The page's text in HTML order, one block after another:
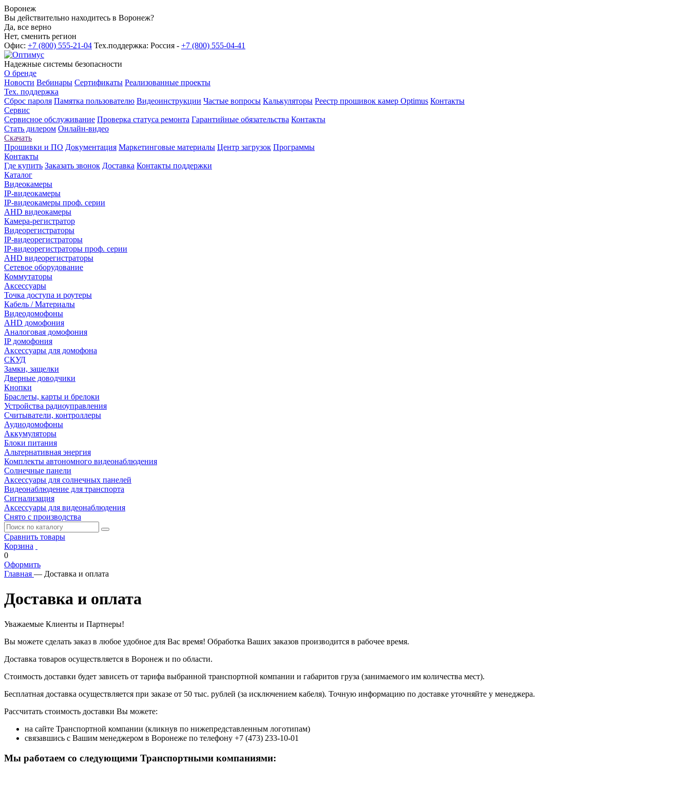
Воронеж
Вы действительно находитесь в Воронеж?
Да, все верно
Нет, сменить регион
Офис: +7 (800) 555-21-04 Тех.поддержка: Россия - +7 (800) 555-04-41
Надежные системы безопасности
О бренде
Новости Вебинары Сертификаты Реализованные проекты
Тех. поддержка
Сброс пароля Памятка пользователю Видеоинструкции Частые вопросы Калькуляторы Реестр прошивок камер Optimus Контакты
Сервис
Сервисное обслуживание Проверка статуса ремонта Гарантийные обязательства Контакты
Стать дилером Онлайн-видео
Скачать
Прошивки и ПО Документация Маркетинговые материалы Центр загрузок Программы
Контакты
Где купить Заказать звонок Доставка Контакты поддержки
Каталог
Видеокамеры
IP-видеокамеры
IP-видеокамеры проф. серии
AHD видеокамеры
Камера-регистратор
Видеорегистраторы
IP-видеорегистраторы
IP-видеорегистраторы проф. серии
AHD видеорегистраторы
Сетевое оборудование
Коммутаторы
Аксессуары
Точка доступа и роутеры
Кабель / Материалы
Видеодомофоны
AHD домофония
Аналоговая домофония
IP домофония
Аксессуары для домофона
СКУД
Замки, защелки
Дверные доводчики
Кнопки
Браслеты, карты и брелоки
Устройства радиоуправления
Считыватели, контроллеры
Аудиодомофоны
Аккумуляторы
Блоки питания
Альтернативная энергия
Комплекты автономного видеонаблюдения
Солнечные панели
Аксессуары для солнечных панелей
Видеонаблюдение для транспорта
Сигнализация
Аксессуары для видеонаблюдения
Снято с производства
Сравнить товары
Корзина
0
Оформить
Главная — Доставка и оплата
Доставка и оплата
Уважаемые Клиенты и Партнеры!
Вы можете сделать заказ в любое удобное для Вас время! Обработка Ваших заказов производится в рабочее время.
Доставка товаров осуществляется в Воронеж и по области.
Стоимость доставки будет зависеть от тарифа выбранной транспортной компании и габаритов груза (занимаемого им количества мест).
Бесплатная доставка осуществляется при заказе от 50 тыс. рублей (за исключением кабеля). Точную информацию по доставке уточняйте у менеджера.
Рассчитать стоимость доставки Вы можете:
на сайте Транспортной компании (кликнув по нижепредставленным логотипам)
связавшись с Вашим менеджером в Воронеже по телефону +7 (473) 233-10-01
Мы работаем со следующими Транспортными компаниями: